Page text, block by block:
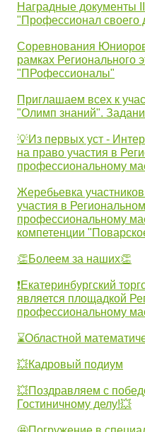
Наградные документы
"Профессионал своего
Соревнования
рамках Регионального
"ПРофессионалы"
Приглашаем всех к
"Олимп знаний".
💡Из первых уст -
на право участия в
профессиональному
Жеребьевка
участия в
профессиональному
компетенции
👏Болеем за наших👏
❗Екатеринбургский
является площадкой
профессиональному
⌛Областной
💥Кадровый подиум
💥Поздравляем с
Гостиничному делу!💥